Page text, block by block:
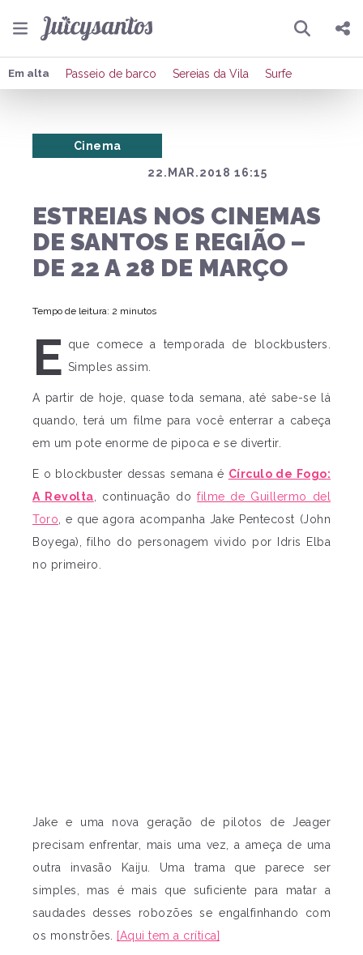
Pesquisar
Compartilhar
Publicar no X
Em alta Passeio de barco Sereias da Vila Surfe
22.MAR.2018 16:15
Cinema
ESTREIAS NOS CINEMAS
DE SANTOS E REGIÃO –
DE 22 A 28 DE MARÇO
Tempo de leitura: 2 minutos
E que comece a temporada de blockbusters.
Simples assim.
A partir de hoje, quase toda semana, até sabe-se lá
quando, terá um filme para você enterrar a cabeça
em um pote enorme de pipoca e se divertir.
E o blockbuster dessas semana é Círculo de Fogo:
A Revolta , continuação dofilme de Guillermo del
Toro , e que agora acompanha Jake Pentecost (John
Boyega), filho do personagem vivido por Idris Elba
no primeiro.
Jake e uma nova geração de pilotos de Jeager
precisam enfrentar, mais uma vez, a ameça de uma
outra invasão Kaiju. Uma trama que parece ser
simples, mas é mais que suficiente para matar a
saudades desses robozões se engalfinhando com
os monstrões.
[Aqui tem a crítica]